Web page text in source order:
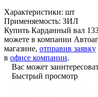
Характеристики: шт
Применяемость: ЗИЛ
Купить Карданный вал
можете в компании
магазине, отправив заявку
в офисе компании.
Вас может
Быстрый просмотр